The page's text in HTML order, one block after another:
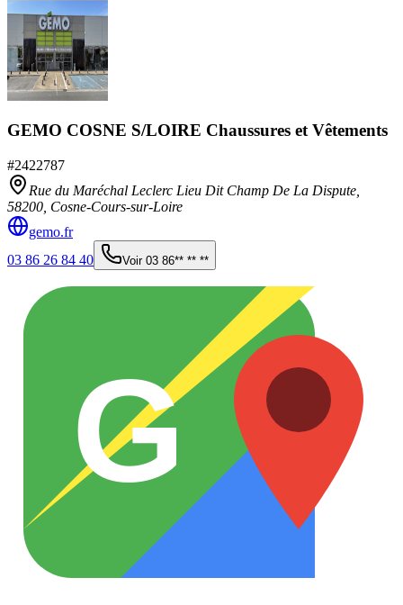
GEMO COSNE S/LOIRE Chaussures et Vêtements
#2422787
Rue du Maréchal Leclerc Lieu Dit Champ De La Dispute,
58200 Cosne-Cours-sur-Loire
gemo.fr
03 86 26 84 40
Voir 03 86** ** **
G